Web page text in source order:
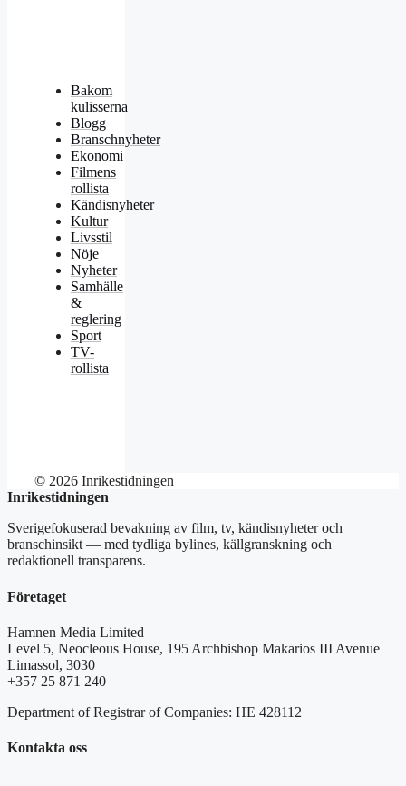
Bakom
kulisserna
Blogg
Branschnyheter
Ekonomi
Filmens
rollista
Kändisnyheter
Kultur
Livsstil
Nöje
Nyheter
Samhälle
&
reglering
Sport
TV-
rollista
© 2026 Inrikestidningen
Inrikestidningen
Sverigefokuserad bevakning av film, tv, kändisnyheter och
branschinsikt — med tydliga bylines, källgranskning och
redaktionell transparens.
Företaget
Hamnen Media Limited
Level 5, Neocleous House, 195 Archbishop Makarios III Avenue
Limassol, 3030
+357 25 871 240
Department of Registrar of Companies: HE 428112
Kontakta oss